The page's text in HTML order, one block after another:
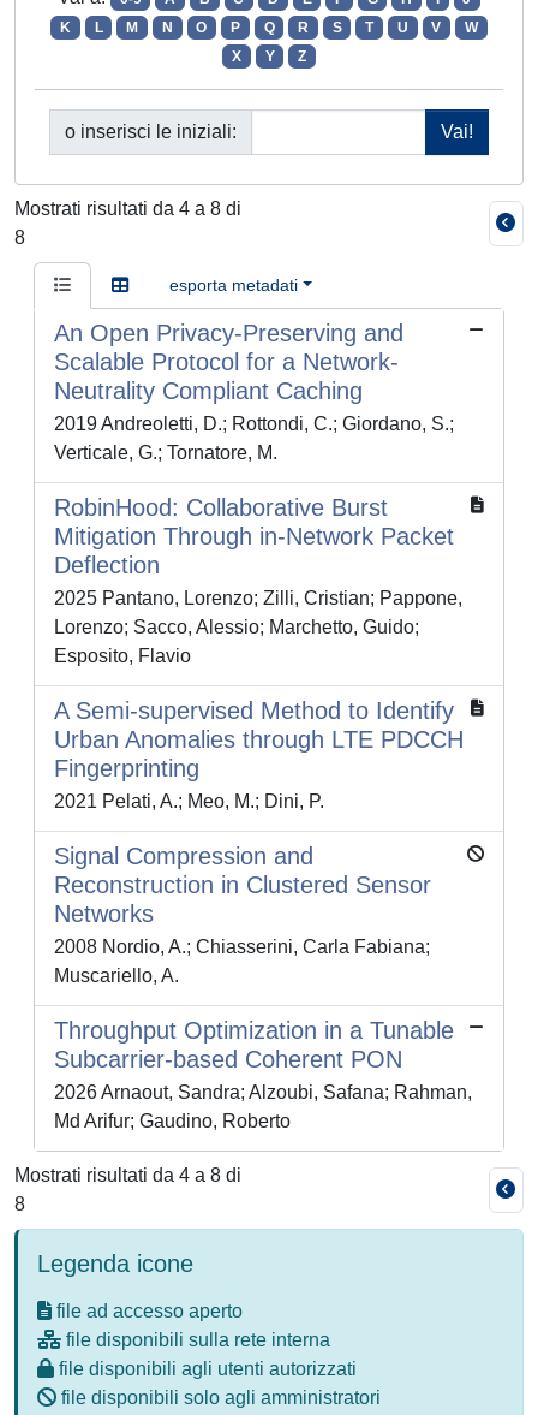
K
L M N O P Q R S T U V
W
X
Y Z
o inserisci le iniziali:
Mostrati risultati da 4 a 8 di
8
esporta metadati
An Open Privacy-Preserving and
Scalable Protocol for a Network-
Neutrality Compliant Caching
2019 Andreoletti, D.; Rottondi, C.; Giordano, S.;
Verticale, G.; Tornatore, M.
RobinHood: Collaborative Burst
Mitigation Through in-Network Packet
Deflection
2025 Pantano, Lorenzo; Zilli, Cristian; Pappone,
Lorenzo; Sacco, Alessio; Marchetto, Guido;
Esposito, Flavio
A Semi-supervised Method to Identify
Urban Anomalies through LTE PDCCH
Fingerprinting
2021 Pelati, A.; Meo, M.; Dini, P.
Signal Compression and
Reconstruction in Clustered Sensor
Networks
2008 Nordio, A.; Chiasserini, Carla Fabiana;
Muscariello, A.
Throughput Optimization in a Tunable
Subcarrier-based Coherent PON
2026 Arnaout, Sandra; Alzoubi, Safana; Rahman,
Md Arifur; Gaudino, Roberto
Mostrati risultati da 4 a 8 di
8
Legenda icone
file ad accesso aperto
file disponibili sulla rete interna
file disponibili agli utenti autorizzati
file disponibili solo agli amministratori